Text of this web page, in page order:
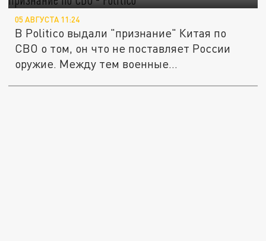
05 АВГУСТА 11:24
В Politico выдали "признание" Китая по
СВО о том, он что не поставляет России
оружие. Между тем военные...